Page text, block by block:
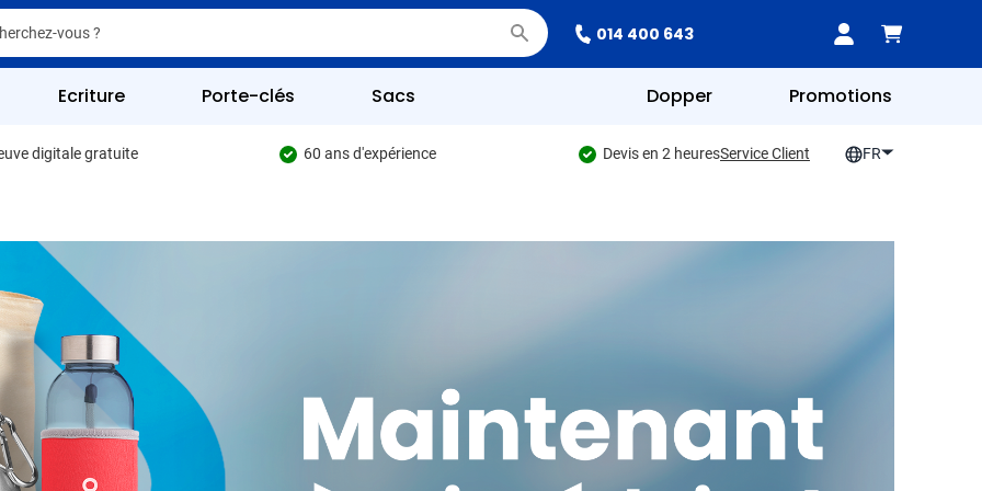
014 400 643
la catégorie Boissons
la catégorie Goodies
la catégorie Multimédia
la catégorie Sacs
la catégorie Outils & Sécurité
la catégorie Articles de loisirs
Ecriture Porte-clés Sacs Dopper Promotions
digitale gratuite 60 ans d'expérience Devis en 2 heuresService Client FR